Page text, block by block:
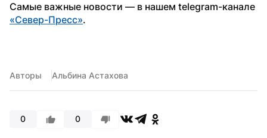
«Север-Пресс».
Авторы Альбина Астахова
0 0